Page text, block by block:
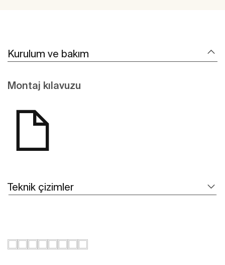
Kurulum ve bakım
Montaj kılavuzu
Teknik çizimler